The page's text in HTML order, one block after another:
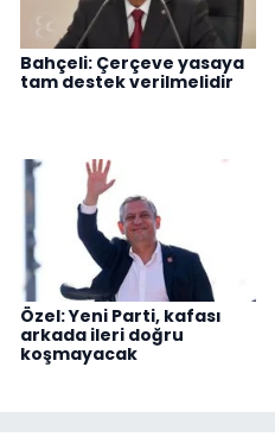
Bahçeli: Çerçeve yasaya
tam destek verilmelidir
Özel: Yeni Parti, kafası
arkada ileri doğru
koşmayacak